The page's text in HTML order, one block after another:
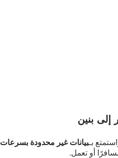
بـبيانات غير محدودة بسرعات 5G/4G
أو تعمل.